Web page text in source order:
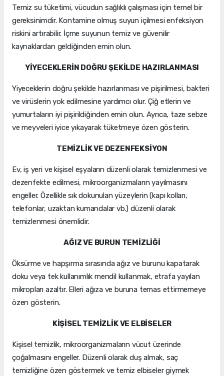
Temiz su tüketimi, vücudun sağlıklı çalışması için temel bir
gereksinimdir. Kontamine olmuş suyun içilmesi enfeksiyon
riskini artırabilir. İçme suyunun temiz ve güvenilir
kaynaklardan geldiğinden emin olun.
YİYECEKLERİN DOĞRU ŞEKİLDE HAZIRLANMASI
Yiyeceklerin doğru şekilde hazırlanması ve pişirilmesi, bakteri
ve virüslerin yok edilmesine yardımcı olur. Çiğ etlerin ve
yumurtaların iyi pişirildiğinden emin olun. Ayrıca, taze sebze
ve meyveleri iyice yıkayarak tüketmeye özen gösterin.
TEMİZLİK VE DEZENFEKSİYON
Ev, iş yeri ve kişisel eşyaların düzenli olarak temizlenmesi ve
dezenfekte edilmesi, mikroorganizmaların yayılmasını
engeller. Özellikle sık dokunulan yüzeylerin (kapı kolları,
telefonlar, uzaktan kumandalar vb.) düzenli olarak
temizlenmesi önemlidir.
AĞIZ VE BURUN TEMİZLİĞİ
Öksürme ve hapşırma sırasında ağız ve burunu kapatarak
doku veya tek kullanımlık mendil kullanmak, etrafa yayılan
mikropları azaltır. Elleri ağıza ve buruna temas ettirmemeye
özen gösterin.
KİŞİSEL TEMİZLİK VE ELBİSELER
Kişisel temizlik, mikroorganizmaların vücut üzerinde
çoğalmasını engeller. Düzenli olarak duş almak, saç
temizliğine özen göstermek ve temiz elbiseler giymek